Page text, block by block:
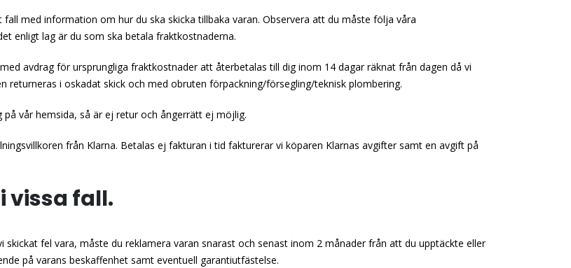
med information om hur du ska skicka tillbaka varan. Observera att du måste följa våra
enligt lag är du som ska betala fraktkostnaderna.
avdrag för ursprungliga fraktkostnader att återbetalas till dig inom 14 dagar räknat från dagen då vi
i oskadat skick och med obruten förpackning/försegling/teknisk plombering.
vår hemsida, så är ej retur och ångerrätt ej möjlig.
från Klarna. Betalas ej fakturan i tid fakturerar vi köparen Klarnas avgifter samt en avgift på
vissa fall.
fel vara, måste du reklamera varan snarast och senast inom 2 månader från att du upptäckte eller
på varans beskaffenhet samt eventuell garantiutfästelse.